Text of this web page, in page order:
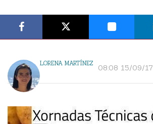
LORENA MARTÍNEZ 08:08 15/09/17